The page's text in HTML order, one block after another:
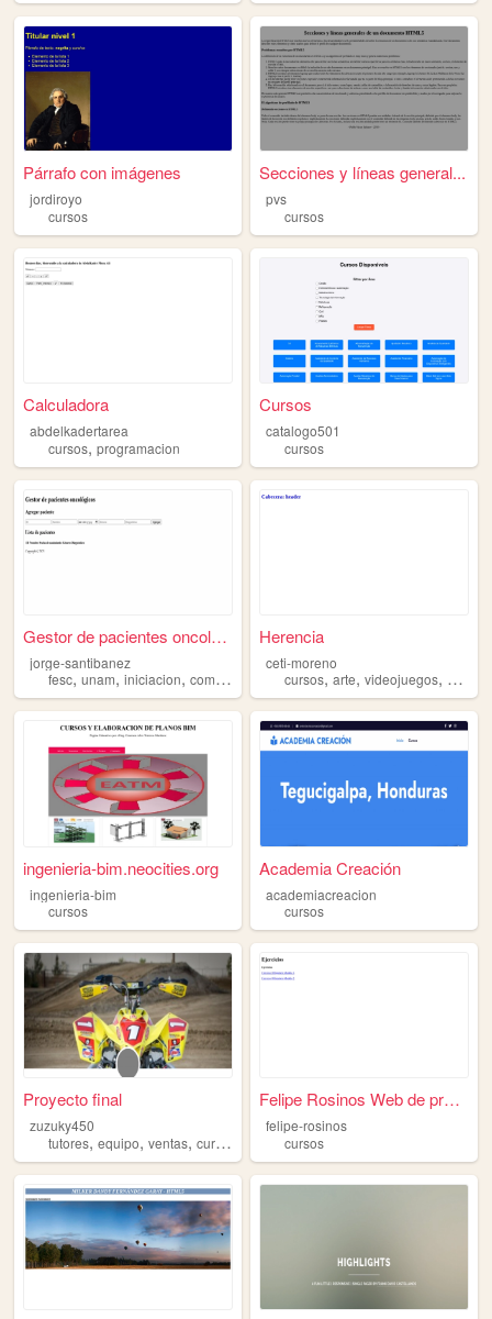
Párrafo con imágenes
jordiroyo
cursos
Secciones y líneas general...
pvs
cursos
Calculadora
abdelkadertarea
cursos, programacion
Cursos
catalogo501
cursos
Gestor de pacientes oncológi...
jorge-santibanez
fesc, unam, iniciacion, computacion cursos
Herencia
ceti-moreno
cursos,arte,videojuegos,
ingenieria-bim.neocities.org
ingenieria-bim
cursos
Academia Creación
academiacreacion
cursos
Proyecto final
zuzuky450
tutores, equipo, ventas, cursos
Felipe Rosinos Web de practi...
felipe-rosinos
cursos